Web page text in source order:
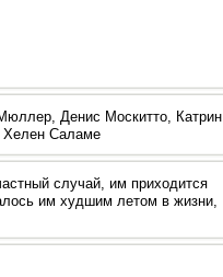
Денис Москитто, Катрин
Хелен Саламе
случай, им приходится
им худшим летом в жизни,